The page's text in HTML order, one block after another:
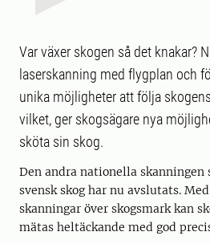
Var växer skogen så det knakar?
laserskanning med flygplan och
unika möjligheter att följa
vilket, ger skogsägare nya
sköta sin skog.
Den andra nationella skanningen
svensk skog har nu avslutats.
skanningar över skogsmark kan
mätas heltäckande med god